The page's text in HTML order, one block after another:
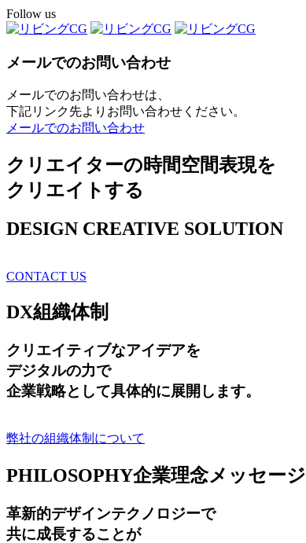
Follow us
メールでのお問い合わせ
メールでのお問い合わせは、
下記リンク先よりお問い合わせください。
メールでのお問い合わせ
クリエイターの時間空間表現を
クリエイトする
DESIGN CREATIVE SOLUTION
CONTACT US
DX組織体制
クリエイティブなアイデアを
デジタルの力で
企業戦略として具体的に展開します。
弊社の組織体制について
PHILOSOPHY企業理念メッセージ
革新的デザインテクノロジーで
共に成長することが